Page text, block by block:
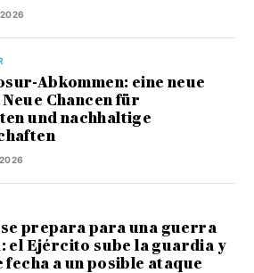
2026
Abkommen: eine neue
Chancen für
und nachhaltige
prepara para una guerra
el Ejército sube la guardia y
fecha a un posible ataque